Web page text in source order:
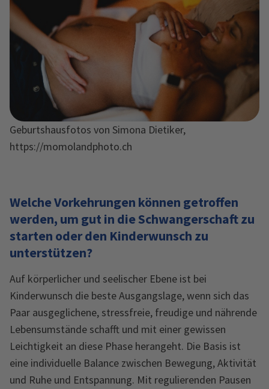
Geburtshausfotos von Simona Dietiker,
https://momolandphoto.ch
Welche Vorkehrungen können getroffen
werden, um gut in die Schwangerschaft zu
starten oder den Kinderwunsch zu
unterstützen?
Auf körperlicher und seelischer Ebene ist bei
Kinderwunsch die beste Ausgangslage, wenn sich das
Paar ausgeglichene, stressfreie, freudige und nährende
Lebensumstände schafft und mit einer gewissen
Leichtigkeit an diese Phase herangeht. Die Basis ist
eine individuelle Balance zwischen Bewegung, Aktivität
und Ruhe und Entspannung. Mit regulierenden Pausen